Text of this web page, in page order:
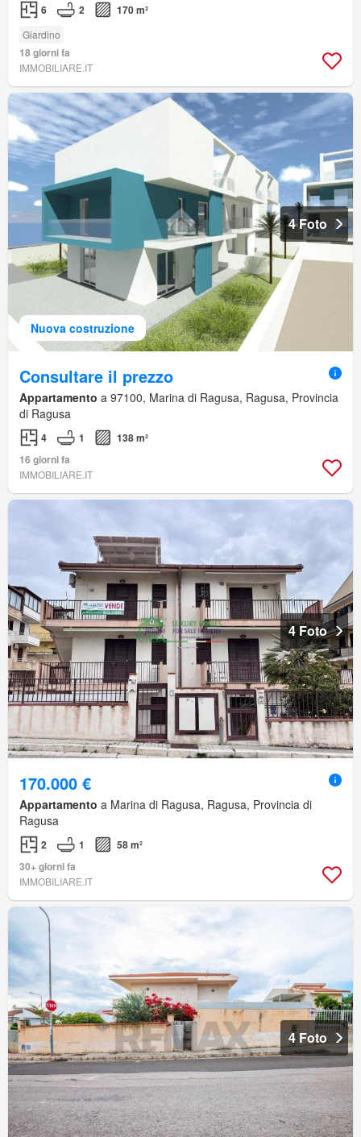
6 2 170 m²
Giardino
18 giorni fa
IMMOBILIARE.IT
Nuova costruzione
4 Foto
Consultare il prezzo
Appartamento a 97100, Marina di Ragusa, Ragusa, Provincia
di Ragusa
4 1
138 m²
16 giorni fa
IMMOBILIARE.IT
4 Foto
170.000 €
Appartamento a Marina di Ragusa, Ragusa, Provincia di
Ragusa
2 1
58 m²
30+ giorni fa
IMMOBILIARE.IT
4 Foto